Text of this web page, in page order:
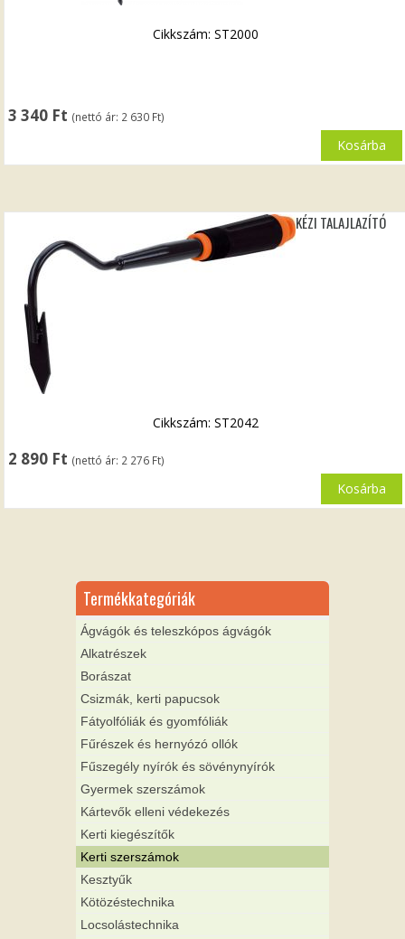
3 340 Ft (nettó ár: 2 630 Ft)
Cikkszám: ST2000
Kosárba
KÉZI TALAJLAZÍTÓ
2 890 Ft (nettó ár: 2 276 Ft)
Cikkszám: ST2042
Kosárba
Termékkategóriák
Ágvágók és teleszkópos ágvágók
Alkatrészek
Borászat
Csizmák, kerti papucsok
Fátyolfóliák és gyomfóliák
Fűrészek és hernyózó ollók
Fűszegély nyírók és sövénynyírók
Gyermek szerszámok
Kártevők elleni védekezés
Kerti kiegészítők
Kerti szerszámok
Kesztyűk
Kötözéstechnika
Locsolástechnika